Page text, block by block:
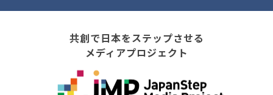
共創で日本をステップさせる
メディアプロジェクト